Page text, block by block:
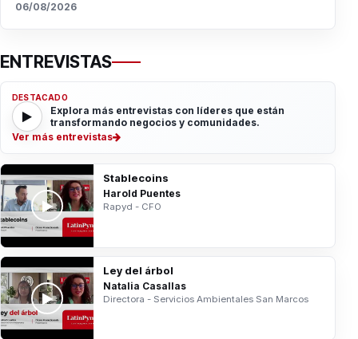
06/08/2026
ENTREVISTAS
DESTACADO
Explora más entrevistas con líderes que están
transformando negocios y comunidades.
Ver más entrevistas
Stablecoins
Harold Puentes
Rapyd - CFO
Ley del árbol
Natalia Casallas
Directora - Servicios Ambientales San Marcos